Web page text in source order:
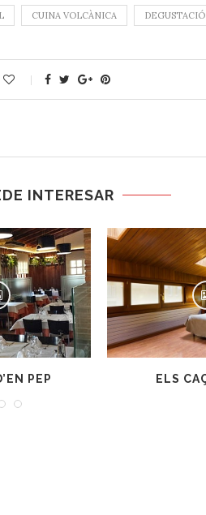
CUINA VOLCÀNICA DEGUSTACIÓ
INTERESAR
ELS CAÇADORS